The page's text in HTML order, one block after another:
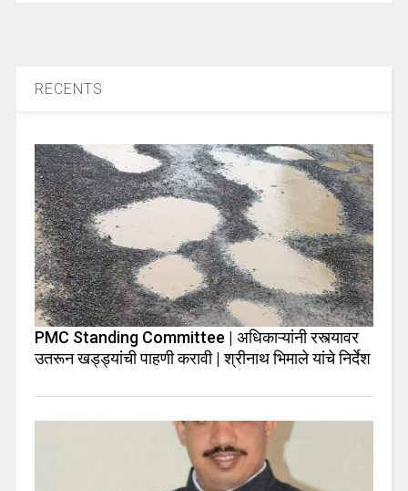
RECENTS
PMC Standing Committee | अधिकाऱ्यांनी रस्त्यावर
उतरून खड्ड्यांची पाहणी करावी | श्रीनाथ भिमाले यांचे निर्देश